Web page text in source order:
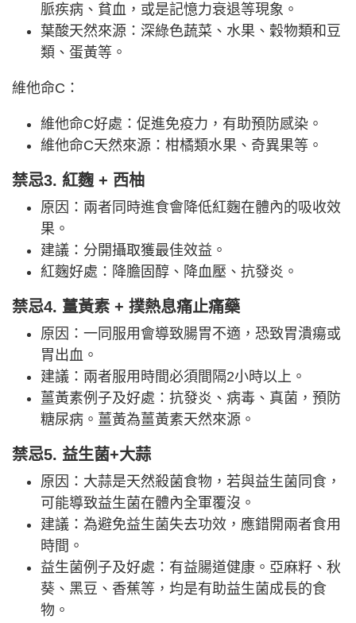
脈疾病、貧血，或是記憶力衰退等現象。
葉酸天然來源：深綠色蔬菜、水果、穀物類和豆
類、蛋黃等。
維他命C：
維他命C好處：促進免疫力，有助預防感染。
維他命C天然來源：柑橘類水果、奇異果等。
禁忌3. 紅麴 + 西柚
原因：兩者同時進食會降低紅麴在體內的吸收效
果。
建議：分開攝取獲最佳效益。
紅麴好處：降膽固醇、降血壓、抗發炎。
禁忌4. 薑黃素 + 撲熱息痛止痛藥
原因：一同服用會導致腸胃不適，恐致胃潰瘍或
胃出血。
建議：兩者服用時間必須間隔2小時以上。
薑黃素例子及好處：抗發炎、病毒、真菌，預防
糖尿病。薑黃為薑黃素天然來源。
禁忌5. 益生菌+大蒜
原因：大蒜是天然殺菌食物，若與益生菌同食，
可能導致益生菌在體內全軍覆沒。
建議：為避免益生菌失去功效，應錯開兩者食用
時間。
益生菌例子及好處：有益腸道健康。亞麻籽、秋
葵、黑豆、香蕉等，均是有助益生菌成長的食
物。